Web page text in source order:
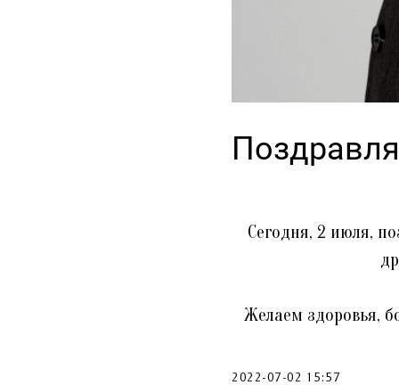
Сегодня, 2 июля,
Желаем здоровья,
2022-07-02 15:57